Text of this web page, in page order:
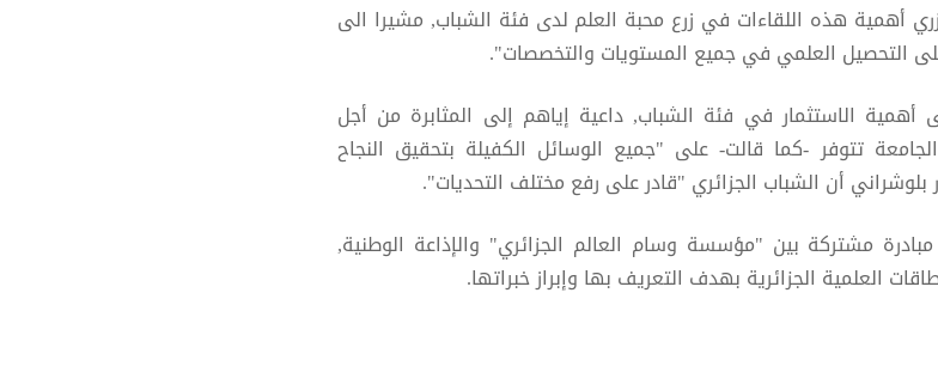
أهمية هذه اللقاءات في زرع محبة العلم لدى فئة الشباب, مشيرا الى
التحصيل العلمي في جميع المستويات والتخصصات".
أهمية الاستثمار في فئة الشباب, داعية إياهم إلى المثابرة من أجل
تتوفر -كما قالت- على "جميع الوسائل الكفيلة بتحقيق النجاح
بلوشراني أن الشباب الجزائري "قادر على رفع مختلف التحديات".
مشتركة بين "مؤسسة وسام العالم الجزائري" والإذاعة الوطنية,
العلمية الجزائرية بهدف التعريف بها وإبراز خبراتها.